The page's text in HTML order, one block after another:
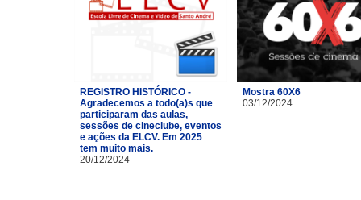
REGISTRO HISTÓRICO -
Agradecemos a todo(a)s que
participaram das aulas,
sessões de cineclube, eventos
e ações da ELCV. Em 2025
tem muito mais.
20/12/2024
Mostra 60X6
03/12/2024